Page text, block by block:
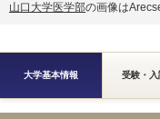
山口大学医学部の画像は
大学基本情報 受験・入